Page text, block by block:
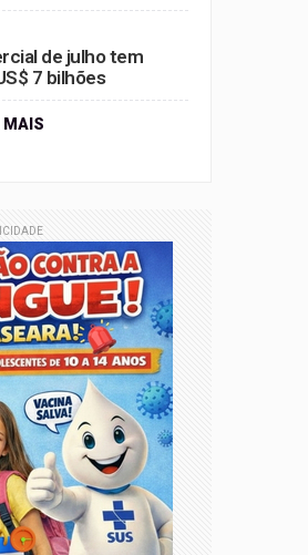
de julho tem
7 bilhões
MAIS